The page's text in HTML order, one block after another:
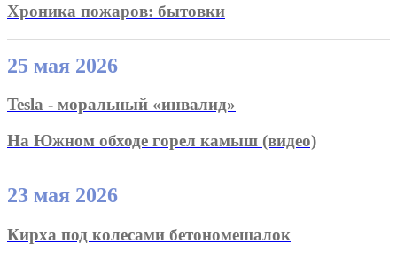
Хроника пожаров: бытовки
25 мая 2026
Tesla - моральный «инвалид»
На Южном обходе горел камыш (видео)
23 мая 2026
Кирха под колесами бетономешалок